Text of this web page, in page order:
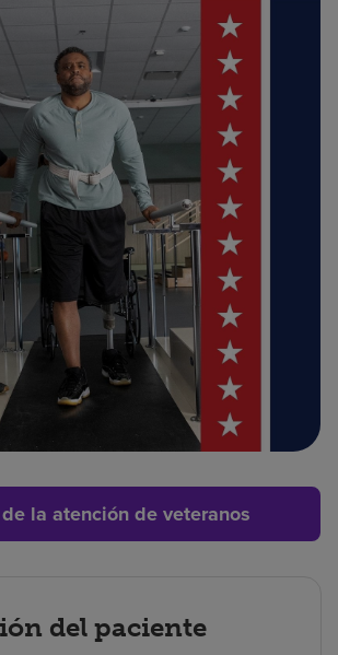
la atención de veteranos
del paciente